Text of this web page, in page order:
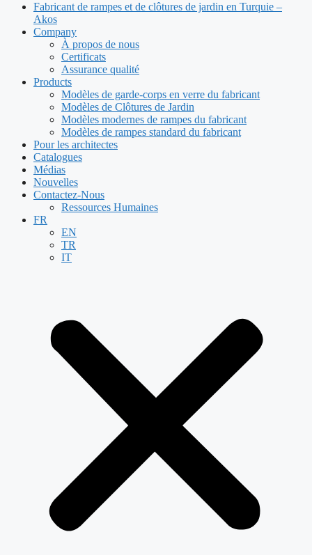
Fabricant de rampes et de clôtures de jardin en Turquie –
Akos
Company
À propos de nous
Certificats
Assurance qualité
Products
Modèles de garde-corps en verre du fabricant
Modèles de Clôtures de Jardin
Modèles modernes de rampes du fabricant
Modèles de rampes standard du fabricant
Pour les architectes
Catalogues
Médias
Nouvelles
Contactez-Nous
Ressources Humaines
FR
EN
TR
IT